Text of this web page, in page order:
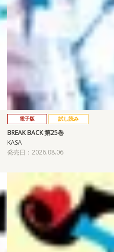
電子版 試し読み
BREAK BACK 第25巻
KASA
発売日：2026.08.06